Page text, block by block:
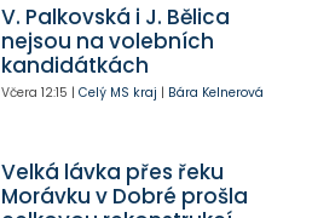
V. Palkovská i J. Bělica
nejsou na volebních
kandidátkách
Včera 12:15 | Celý MS kraj | Bára Kelnerová
Velká lávka přes řeku
Morávku v Dobré prošla